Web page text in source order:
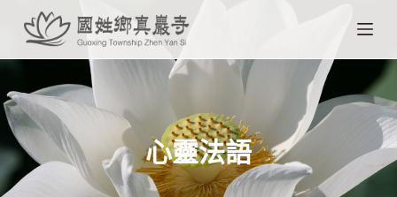
跳
至
要
內
容
心靈法語